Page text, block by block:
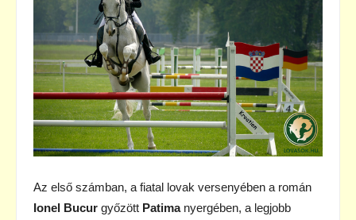
Az első számban, a fiatal lovak versenyében a román
Ionel Bucur győzött Patimanyergében, a legjobb